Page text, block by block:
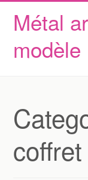
Métal
modèle
Skip to content
Accueil
Conditions d’utilisation
coffret